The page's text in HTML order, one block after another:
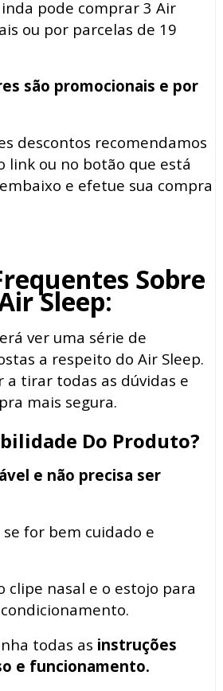
pode comprar 3 Air
ou por parcelas de 19
são promocionais e por
descontos recomendamos
link ou no botão que está
e efetue sua compra
Sobre
Sleep:
ver uma série de
a respeito do Air Sleep.
a tirar todas as dúvidas e
mais segura.
Do Produto?
e não precisa ser
for bem cuidado e
clipe nasal e o estojo para
todas as instruções
e funcionamento.